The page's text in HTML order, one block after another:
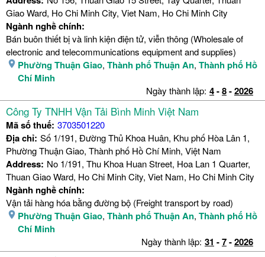
Giao Ward, Ho Chi Minh City, Viet Nam, Ho Chi Minh City
Ngành nghề chính:
Bán buôn thiết bị và linh kiện điện tử, viễn thông (Wholesale of
electronic and telecommunications equipment and supplies)
Phường Thuận Giao, Thành phố Thuận An, Thành phố Hồ
Chí Minh
Ngày thành lập: 4-8-2026
Công Ty TNHH Vận Tải Bình Minh Việt Nam
Mã số thuế: 3703501220
Địa chỉ: Số 1/191, Đường Thủ Khoa Huân, Khu phố Hòa Lân 1,
Phường Thuận Giao, Thành phố Hồ Chí Minh, Việt Nam
Address: No 1/191, Thu Khoa Huan Street, Hoa Lan 1 Quarter,
Thuan Giao Ward, Ho Chi Minh City, Viet Nam, Ho Chi Minh City
Ngành nghề chính:
Vận tải hàng hóa bằng đường bộ (Freight transport by road)
Phường Thuận Giao, Thành phố Thuận An, Thành phố Hồ
Chí Minh
Ngày thành lập: 31 -7-2026